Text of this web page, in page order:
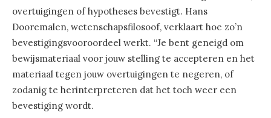
overtuigingen of hypotheses bevestigt. Hans
Dooremalen, wetenschapsfilosoof, verklaart hoe zo’n
bevestigingsvooroordeel werkt. “Je bent geneigd om
bewijsmateriaal voor jouw stelling te accepteren en het
materiaal tegen jouw overtuigingen te negeren, of
zodanig te herinterpreteren dat het toch weer een
bevestiging wordt.